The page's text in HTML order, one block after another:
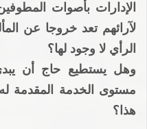
الإدارات بأصوات
لآرائهم تعد خروجا عن
الرأي لا وجود لها؟
وهل يستطيع حاج أن
مستوى الخدمة المقدمة
هذا؟